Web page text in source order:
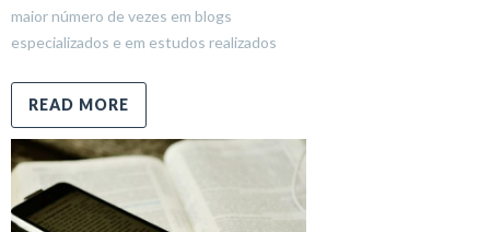
maior número de vezes em blogs
especializados e em estudos realizados
READ MORE